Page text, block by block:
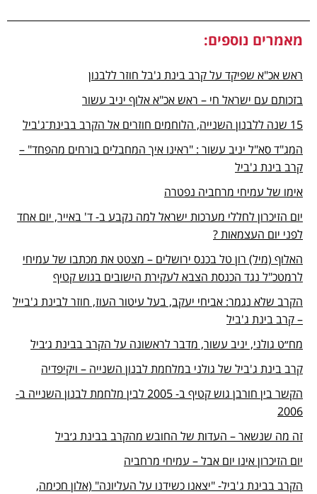
מאמרים נוספים:
ראש אכ"א שפיקד על קרב בינת ג'בל חוזר ללבנון
בזכותם עם ישראל חי – ראש אכ"א אלוף יניב עשור
15 שנה ללבנון השנייה, הלוחמים חוזרים אל הקרב בבינת־ג'ביל
המג"ד סא"ל יניב עשור : "ראינו איך המחבלים בורחים מהפחד" –
קרב בינת ג'ביל
אימו של עמיחי מרחביה נפטרה
יום הזיכרון לחללי מערכות ישראל למה נקבע ב- ד' באייר, יום אחד
לפני יום העצמאות ?
האלוף (מיל) רון טל בכנס ירושלים – מצטט את מכתבו של עמיחי
לרמטכ"ל נגד הכנסת הצבא לעקירת הישובים בגוש קטיף
הקרב שלא נגמר: אביחי יעקב, בעל עיטור העוז, חוזר לבינת ג'בייל
– קרב בינת ג'ביל
מח״ט גולני, יניב עשור, מדבר לראשונה על הקרב בבינת ג׳ביל
קרב בינת ג'ביל של גולני במלחמת לבנון השנייה – ויקיפדיה
הקשר בין חורבן גוש קטיף ב- 2005 לבין מלחמת לבנון השנייה ב-
2006
זה מה שנשאר – העדות של החובש מהקרב בבינת ג׳ביל
יום הזיכרון אינו יום אבל – עמיחי מרחביה
הקרב בבינת ג'ביל- "יצאנו כשידנו על העליונה" (אלון חכימה,